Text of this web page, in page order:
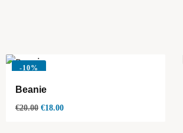
-10%
Beanie
€20.00 €18.00